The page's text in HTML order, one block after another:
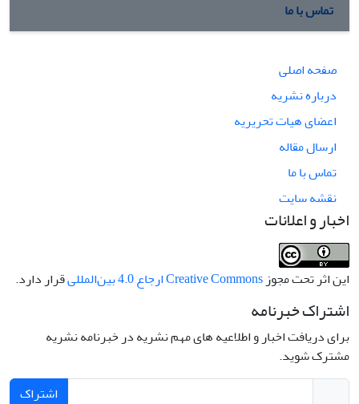
تماس با ما
صفحه اصلی
درباره نشریه
اعضای هیات تحریریه
ارسال مقاله
تماس با ما
نقشه سایت
اخبار و اعلانات
این اثر تحت مجوزCreative Commons ارجاع 4.0 بین‌المللی قرار دارد.
اشتراک خبرنامه
برای دریافت اخبار و اطلاعیه های مهم نشریه در خبرنامه نشریه
مشترک شوید.
اشتراک